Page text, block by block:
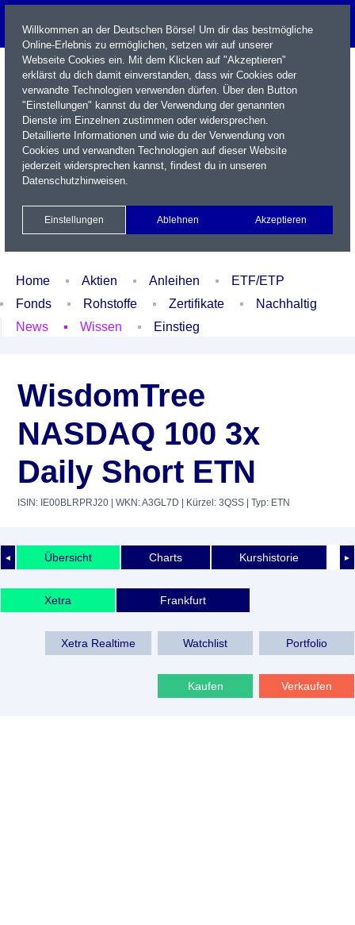
Name / WKN / ISIN / Kürzel
Xetra Realtime
Watchlist Portfolio Login
Home Aktien Anleihen
ETF/ETP
Fonds
Rohstoffe Zertifikate
Nachhaltig
News
Wissen Einstieg
WisdomTree
NASDAQ 100 3x
Daily Short ETN
ISIN: IE00BLRPRJ20 | WKN: A3GL7D | Kürzel: 3QSS | Typ: ETN
◄ ►
Übersicht Charts Kurshistorie
Xetra Frankfurt
Xetra Realtime Watchlist Portfolio
Kaufen Verkaufen
Willkommen an der Deutschen Börse! Um dir das bestmögliche
Online-Erlebnis zu ermöglichen, setzen wir auf unserer
Webseite Cookies ein. Mit dem Klicken auf "Akzeptieren"
erklärst du dich damit einverstanden, dass wir Cookies oder
verwandte Technologien verwenden dürfen. Über den Button
"Einstellungen" kannst du der Verwendung der genannten
Dienste im Einzelnen zustimmen oder widersprechen.
Detaillierte Informationen und wie du der Verwendung von
Cookies und verwandten Technologien auf dieser Website
jederzeit widersprechen kannst, findest du in unseren
Datenschutzhinweisen.
Einstellungen Ablehnen Akzeptieren